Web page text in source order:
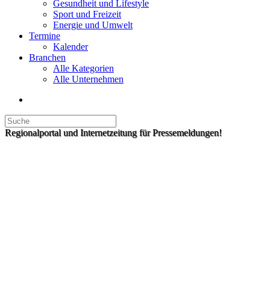
Gesundheit und Lifestyle
Sport und Freizeit
Energie und Umwelt
Termine
Kalender
Branchen
Alle Kategorien
Alle Unternehmen
Regionalportal und Internetzeitung für Pressemeldungen!